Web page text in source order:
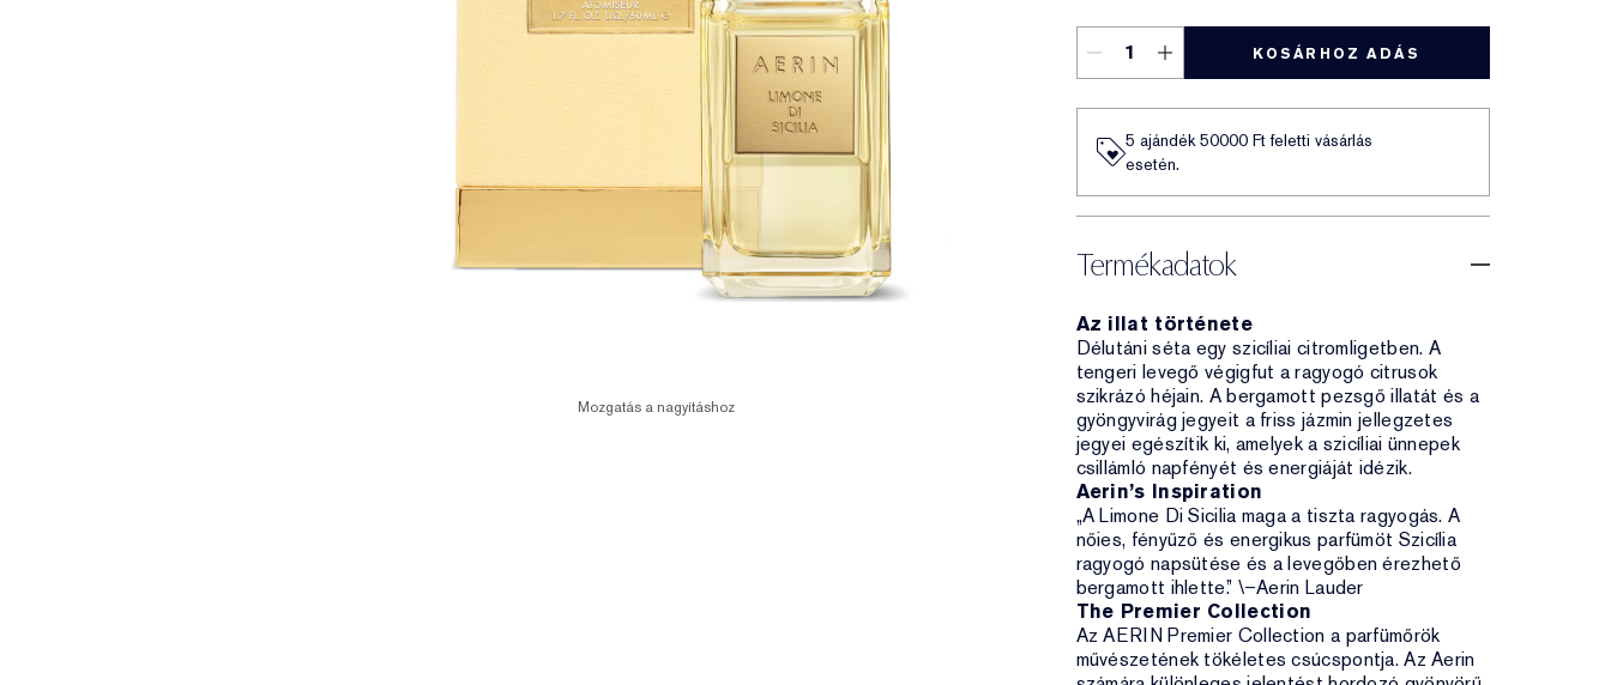
Mozgatás a nagyításhoz
KOSÁRHOZ ADÁS
5 ajándék 50000​ Ft feletti vásárlás
esetén.
Termékadatok
Az illat története
Délutáni séta egy szicíliai citromligetben. A
tengeri levegő végigfut a ragyogó citrusok
szikrázó héjain. A bergamott pezsgő illatát és a
gyöngyvirág jegyeit a friss jázmin jellegzetes
jegyei egészítik ki, amelyek a szicíliai ünnepek
csillámló napfényét és energiáját idézik.
Aerin’s Inspiration
„A Limone Di Sicilia maga a tiszta ragyogás. A
nőies, fényűző és energikus parfümöt Szicília
ragyogó napsütése és a levegőben érezhető
bergamott ihlette.” \–Aerin Lauder
The Premier Collection
Az AERIN Premier Collection a parfümőrök
művészetének tökéletes csúcspontja. Az Aerin